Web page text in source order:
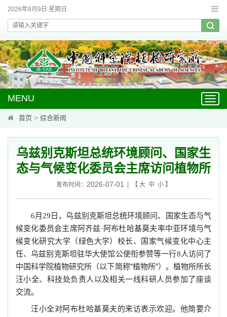
2026年8月9日 星期日
MENU
首页 > 综合新闻
乌兹别克斯坦总统环境顾问、国家生
态与气候变化委员会主席访问植物所
发布时间： 2026-07-01 | 【 大 中 小】
6月 29 日，乌兹别克斯坦总统环境顾问、国家生态与气
候变化委员会主席阿齐兹·阿布杜哈基莫夫率中亚环境与气
候变化研究大学（绿色大学）校长、国家气候变化中心主
任、乌兹别克斯坦驻华大使馆公使衔参赞等一行8人访问了
中国科学院植物研究所（以下简称“植物所”）。植物所所长
汪小全、科技处负责人以及相关一线科研人员参加了座谈
交流。
汪小全对阿布杜哈基莫夫的来访表示欢迎。他简要介